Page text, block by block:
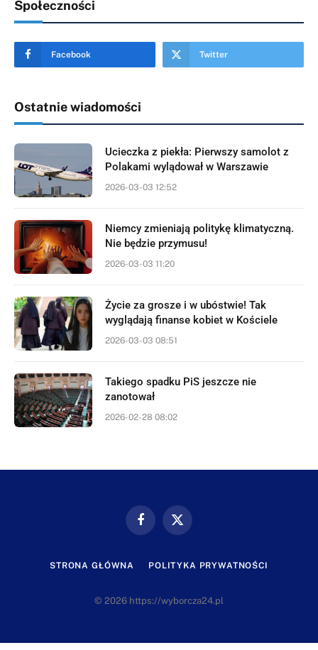
Społeczności
Facebook Twitter
Ostatnie wiadomości
Ucieczka z piekła: Pierwszy samolot z
Polakami wylądował w Warszawie
2026-03-03 12:52
Niemcy zmieniają politykę klimatyczną.
Nie będzie przymusu!
2026-03-03 11:20
Życie za grosze i w ubóstwie! Tak
wyglądają finanse kobiet w Kościele
2026-03-03 08:51
Takiego spadku PiS jeszcze nie
zanotował
2026-02-28 08:02
FacebookX
STRONA GŁÓWNA POLITYKA PRYWATNOŚCI
© 2026 https://wyborcza24.pl